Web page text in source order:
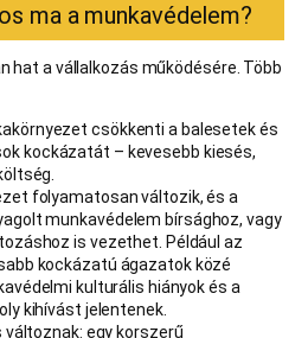
ma a munkavédelem?
hat a vállalkozás működésére. Több
csökkenti a balesetek és
kockázatát – kevesebb kiesés,
folyamatosan változik, és a
munkavédelem bírsághoz, vagy
is vezethet. Például az
kockázatú ágazatok közé
kulturális hiányok és a
kihívást jelentenek.
változnak: egy korszerű